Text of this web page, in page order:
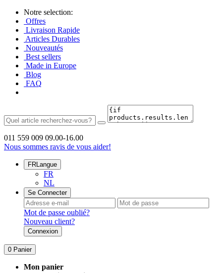
Notre selection:
Offres
Livraison Rapide
Articles Durables
Nouveautés
Best sellers
Made in Europe
Blog
FAQ
011 559 009 09.00-16.00
Nous sommes ravis de vous aider!
FRLangue
FR
NL
Se Connecter
Mot de passe oublié?
Nouveau client?
Connexion
0 Panier
Mon panier